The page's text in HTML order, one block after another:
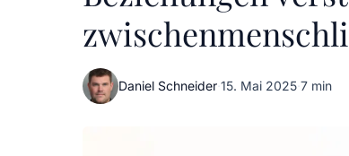
Daniel Schneider·15. Mai 2025·7 min